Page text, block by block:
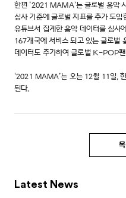
한편 ‘2021 MAMA’는 글로벌 음악
심사 기준에 글로벌 지표를 추가 도
유튜브서 집계한 음악 데이터를 심사
167개국에 서비스 되고 있는 글로벌
데이터도 추가하여 글로벌 K-POP
‘2021 MAMA’는 오는 12월 11일,
된다.
Latest News